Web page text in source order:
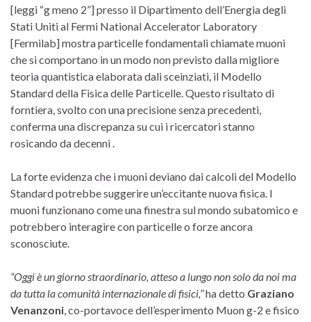
[leggi “g meno 2”] presso il Dipartimento dell’Energia degli
Stati Uniti al Fermi National Accelerator Laboratory
[Fermilab] mostra particelle fondamentali chiamate muoni
che si comportano in un modo non previsto dalla migliore
teoria quantistica elaborata dali sceinziati, il Modello
Standard della Fisica delle Particelle. Questo risultato di
forntiera, svolto con una precisione senza precedenti,
conferma una discrepanza su cui i ricercatori stanno
rosicando da decenni .
La forte evidenza che i muoni deviano dai calcoli del Modello
Standard potrebbe suggerire un’eccitante nuova fisica. I
muoni funzionano come una finestra sul mondo subatomico e
potrebbero interagire con particelle o forze ancora
sconosciute.
“Oggi è un giorno straordinario, atteso a lungo non solo da noi ma
da tutta la comunità internazionale di fisici,”ha detto Graziano
Venanzoni , co-portavoce dell’esperimento Muon g-2 e fisico